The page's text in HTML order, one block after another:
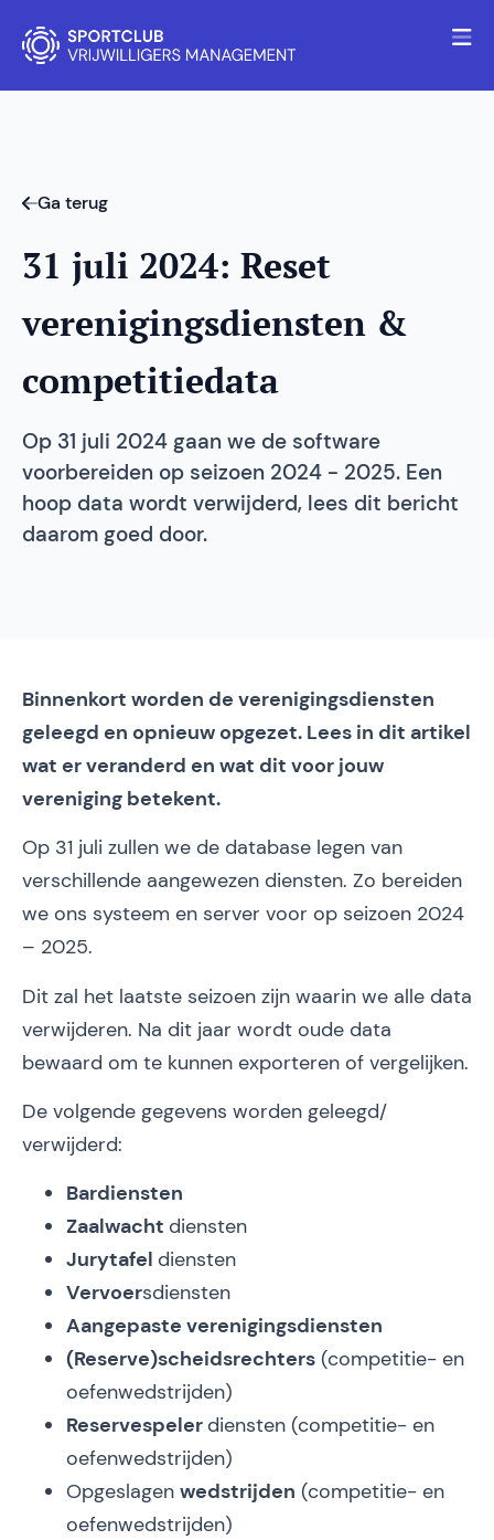
Ga terug
31 juli 2024: Reset
verenigingsdiensten &
competitiedata
Op 31 juli 2024 gaan we de software
voorbereiden op seizoen 2024 - 2025. Een
hoop data wordt verwijderd, lees dit bericht
daarom goed door.
Binnenkort worden de verenigingsdiensten
geleegd en opnieuw opgezet. Lees in dit artikel
wat er veranderd en wat dit voor jouw
vereniging betekent.
Op 31 juli zullen we de database legen van
verschillende aangewezen diensten. Zo bereiden
we ons systeem en server voor op seizoen 2024
– 2025.
Dit zal het laatste seizoen zijn waarin we alle data
verwijderen. Na dit jaar wordt oude data
bewaard om te kunnen exporteren of vergelijken.
De volgende gegevens worden geleegd/
verwijderd:
Bardiensten
Zaalwacht diensten
Jurytafel diensten
Vervoersdiensten
Aangepaste verenigingsdiensten
(Reserve)scheidsrechters (competitie- en
oefenwedstrijden)
Reservespelerdiensten (competitie- en
oefenwedstrijden)
Opgeslagen wedstrijden (competitie- en
oefenwedstrijden)